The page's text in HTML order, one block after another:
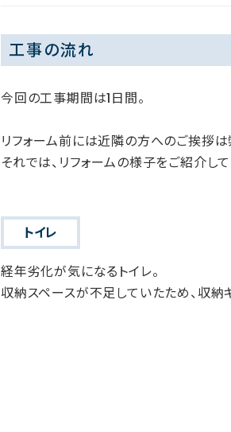
工事の流れ
今回の工事期間は1日間。
リフォーム前には近隣の方へのご挨拶は
それでは、リフォームの様子をご紹介して
トイレ
経年劣化が気になるトイレ。
収納スペースが不足していたため、収納